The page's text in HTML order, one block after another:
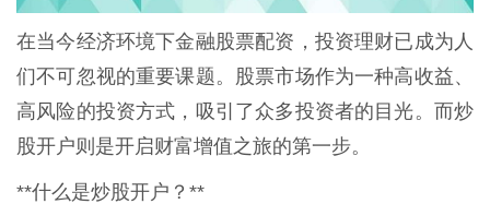
在当今经济环境下金融股票配资，投资理财已成为人
们不可忽视的重要课题。股票市场作为一种高收益、
高风险的投资方式，吸引了众多投资者的目光。而炒
股开户则是开启财富增值之旅的第一步。
**什么是炒股开户？**